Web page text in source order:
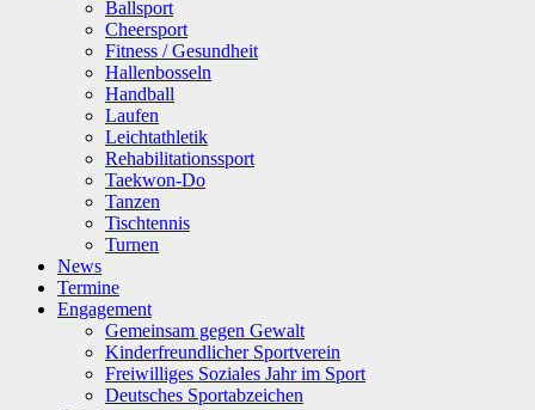
Ballsport
Cheersport
Fitness / Gesundheit
Hallenbosseln
Handball
Laufen
Leichtathletik
Rehabilitationssport
Taekwon-Do
Tanzen
Tischtennis
Turnen
News
Termine
Engagement
Gemeinsam gegen Gewalt
Kinderfreundlicher Sportverein
Freiwilliges Soziales Jahr im Sport
Deutsches Sportabzeichen